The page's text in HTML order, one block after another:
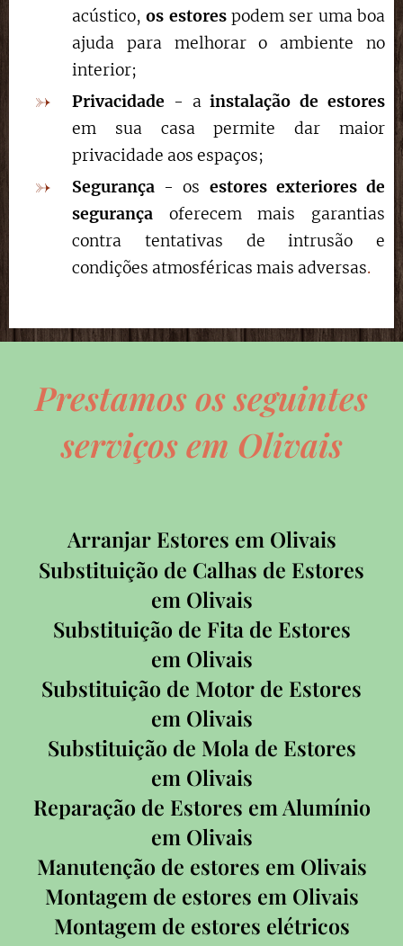
acústico,os estorespodem ser uma boa
ajuda para melhorar o ambiente no
interior;
Privacidade - ainstalação de estores
em sua casa permite dar maior
privacidade aos espaços;
Segurança - os estores exteriores de
segurança oferecem mais garantias
contra tentativas de intrusão e
condições atmosféricas mais adversas.
Prestamos os seguintes
serviços em Olivais
Arranjar Estores em Olivais
Substituição de Calhas de Estores
em Olivais
Substituição de Fita de Estores
em Olivais
Substituição de Motor de Estores
em Olivais
Substituição de Mola de Estores
em Olivais
Reparação de Estores em Alumínio
em Olivais
Manutenção de estores em Olivais
Montagem de estores em Olivais
Montagem de estores elétricos